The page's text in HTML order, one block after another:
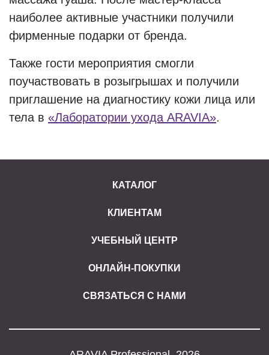
наиболее активные участники получили
фирменные подарки от бренда.
Также гости мероприятия смогли
поучаствовать в розыгрышах и получили
приглашение на диагностику кожи лица или
тела в «Лаборатории ухода ARAVIA».
КАТАЛОГ
КЛИЕНТАМ
УЧЕБНЫЙ ЦЕНТР
ОНЛАЙН-ПОКУПКИ
СВЯЗАТЬСЯ С НАМИ